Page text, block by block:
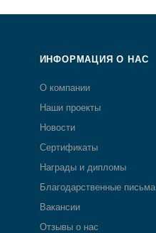
ИНФОРМАЦИЯ О НАС
О компании
Наши проекты
Новости
Сертификаты
Награды и дипломы
Благодарственные письма
Вакансии
Отзывы о нас